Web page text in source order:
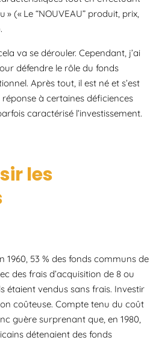
(« Le “NOUVEAU” produit, prix,
va se dérouler. Cependant, j’ai
défendre le rôle du fonds
Après tout, il est né et s’est
à certaines déficiences
caractérisé l’investissement.
les
1960, 53 % des fonds communs de
des frais d’acquisition de 8 ou
étaient vendus sans frais. Investir
coûteuse. Compte tenu du coût
guère surprenant que, en 1980,
détenaient des fonds